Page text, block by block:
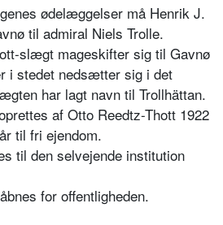
ødelæggelser må Henrik J.
til admiral Niels Trolle.
slægt mageskifter sig til Gavnø
i stedet nedsætter sig i det
har lagt navn til Trollhättan.
af Otto Reedtz-Thott 1922
til fri ejendom.
til den selvejende institution
for offentligheden.